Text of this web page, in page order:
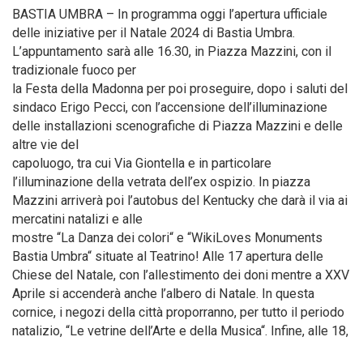
BASTIA UMBRA – In programma oggi l’apertura ufficiale
delle iniziative per il Natale 2024 di Bastia Umbra.
L’appuntamento sarà alle 16.30, in Piazza Mazzini, con il
tradizionale fuoco per
la Festa della Madonna per poi proseguire, dopo i saluti del
sindaco Erigo Pecci, con l’accensione dell’illuminazione
delle installazioni scenografiche di Piazza Mazzini e delle
altre vie del
capoluogo, tra cui Via Giontella e in particolare
l’illuminazione della vetrata dell’ex ospizio. In piazza
Mazzini arriverà poi l’autobus del Kentucky che darà il via ai
mercatini natalizi e alle
mostre “La Danza dei colori“ e “WikiLoves Monuments
Bastia Umbra“ situate al Teatrino! Alle 17 apertura delle
Chiese del Natale, con l’allestimento dei doni mentre a XXV
Aprile si accenderà anche l’albero di Natale. In questa
cornice, i negozi della città proporranno, per tutto il periodo
natalizio, “Le vetrine dell’Arte e della Musica“. Infine, alle 18,